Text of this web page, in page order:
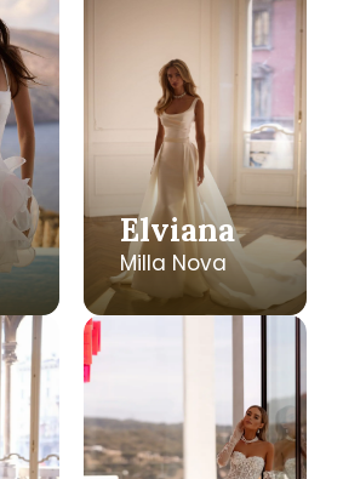
Elviana
Milla Nova